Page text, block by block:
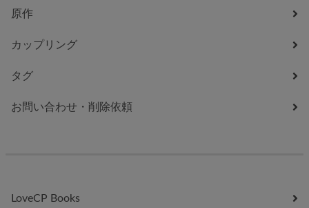
原作
カップリング
タグ
お問い合わせ・削除依頼
LoveCP Books